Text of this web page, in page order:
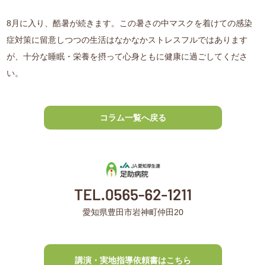
8月に入り、酷暑が続きます。この暑さの中マスクを着けての感染
症対策に留意しつつの生活はなかなかストレスフルではあります
が、十分な睡眠・栄養を摂って心身ともに健康に過ごしてくださ
い。
コラム一覧へ戻る
愛知県豊田市岩神町仲田20
講演・実地指導依頼書はこちら